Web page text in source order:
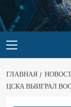
ГЛАВНАЯ
ЦСКА ВЫИГРАЛ